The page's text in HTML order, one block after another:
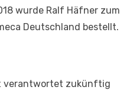
wurde Ralf Häfner zum
Deutschland bestellt.
verantwortet zukünftig